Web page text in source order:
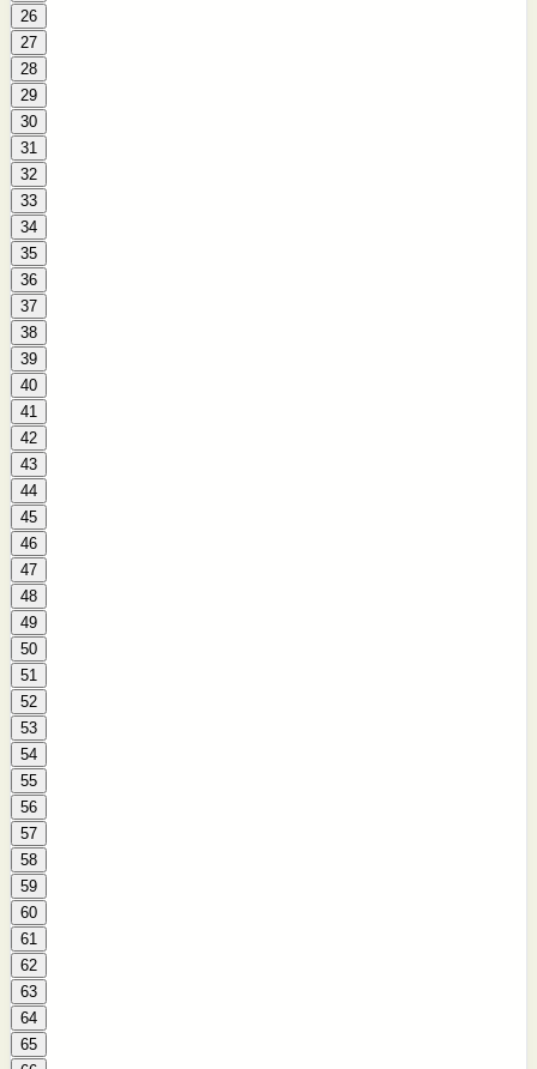
26
27
28
29
30
31
32
33
34
35
36
37
38
39
40
41
42
43
44
45
46
47
48
49
50
51
52
53
54
55
56
57
58
59
60
61
62
63
64
65